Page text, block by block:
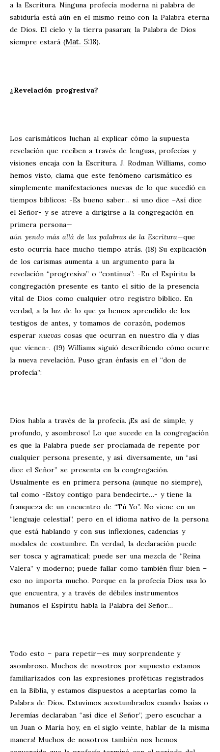
a la Escritura. Ninguna profecía moderna ni palabra de
sabiduría está aún en el mismo reino con la Palabra eterna
de Dios. El cielo y la tierra pasaran; la Palabra de Dios
siempre estará (Mat. 5:18).
¿Revelación progresiva?
Los carismáticos luchan al explicar cómo la supuesta
revelación que reciben a través de lenguas, profecías y
visiones encaja con la Escritura. J. Rodman Williams, como
hemos visto, clama que este fenómeno carismático es
simplemente manifestaciones nuevas de lo que sucedió en
tiempos bíblicos: -Es bueno saber… si uno dice –Así dice
el Señor- y se atreve a dirigirse a la congregación en
primera persona—
aún yendo más allá de las palabras de la Escritura—que
esto ocurría hace mucho tiempo atrás. (18) Su explicación
de los carismas aumenta a un argumento para la
revelación “progresiva” o “continua”: -En el Espíritu la
congregación presente es tanto el sitio de la presencia
vital de Dios como cualquier otro registro bíblico. En
verdad, a la luz de lo que ya hemos aprendido de los
testigos de antes, y tomamos de corazón, podemos
esperar nuevascosas que ocurran en nuestro día y días
que vienen-. (19) Williams siguió describiendo cómo ocurre
la nueva revelación. Puso gran énfasis en el “don de
profecía”:
Dios habla a través de la profecía. ¡Es así de simple, y
profundo, y asombroso! Lo que sucede en la congregación
es que la Palabra puede ser proclamada de repente por
cualquier persona presente, y así, diversamente, un “así
dice el Señor” se presenta en la congregación.
Usualmente es en primera persona (aunque no siempre),
tal como -Estoy contigo para bendecirte…- y tiene la
franqueza de un encuentro de “Tú-Yo”. No viene en un
“lenguaje celestial”, pero en el idioma nativo de la persona
que está hablando y con sus inflexiones, cadencias y
modales de costumbre. En verdad, la declaración puede
ser tosca y agramatical; puede ser una mezcla de “Reina
Valera” y moderno; puede fallar como también fluir bien –
eso no importa mucho. Porque en la profecía Dios usa lo
que encuentra, y a través de débiles instrumentos
humanos el Espíritu habla la Palabra del Señor…
Todo esto – para repetir—es muy sorprendente y
asombroso. Muchos de nosotros por supuesto estamos
familiarizados con las expresiones proféticas registrados
en la Biblia, y estamos dispuestos a aceptarlas como la
Palabra de Dios. Estuvimos acostumbrados cuando Isaías o
Jeremías declaraban “así dice el Señor”, ¡pero escuchar a
un Juan o María hoy, en el siglo veinte, hablar de la misma
manera! Muchos de nosotros también nos hemos